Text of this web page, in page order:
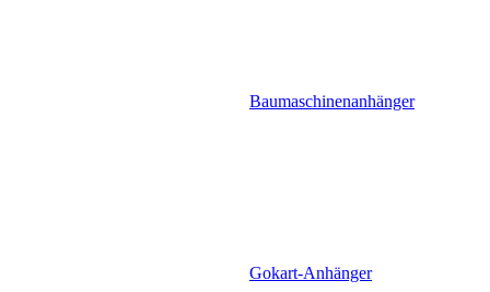
Baumaschinenanhänger
Gokart-Anhänger